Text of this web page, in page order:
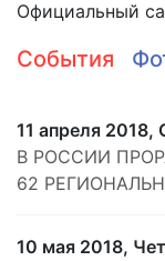
Официальный
События
11 апреля 2018,
В РОССИИ
62
10 мая 2018,